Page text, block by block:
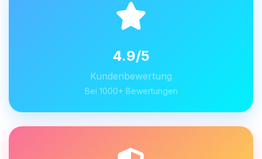
4.9/5
Kundenbewertung
Bei 1000+ Bewertungen